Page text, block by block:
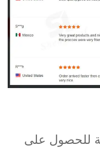
للحصول على